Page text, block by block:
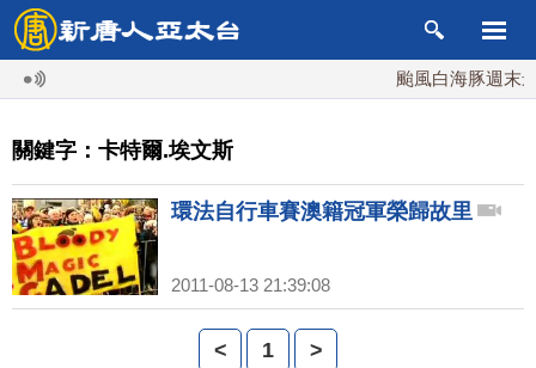
颱風白海豚週末
關鍵字：卡特爾.埃文斯
環法自行車賽澳籍冠軍榮歸故里
2011-08-13 21:39:08
< 1 >